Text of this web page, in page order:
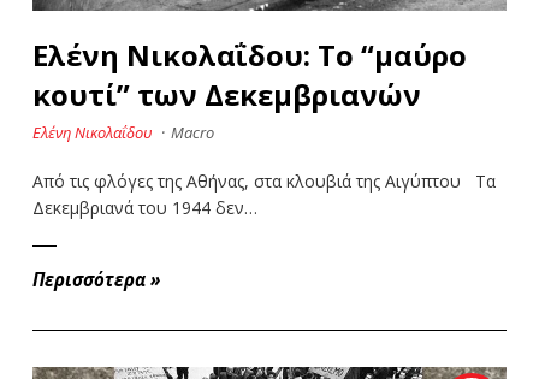
Eλένη Νικολαΐδου: Το “μαύρο
κουτί” των Δεκεμβριανών
Ελένη Νικολαΐδου · Macro
Από τις φλόγες της Αθήνας, στα κλουβιά της Αιγύπτου Τα
Δεκεμβριανά του 1944 δεν…
Περισσότερα »